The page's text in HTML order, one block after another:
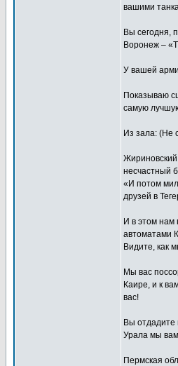
вашими
Вы сегодня,
Воронеж –
У вашей
Показываю
самую
Из зала: (Не
Жириновский
несчастный
«И потом
друзей в
И в этом нам
автоматами
Видите, как
Мы вас
Каире, и к
вас!
Вы отдадите
Урала мы вам
Пермская